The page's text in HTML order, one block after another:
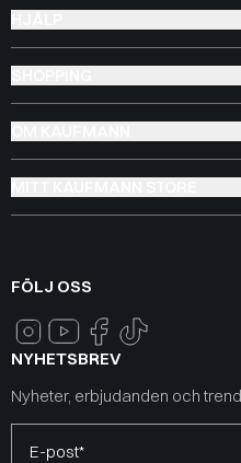
FÖLJ OSS
NYHETSBREV
Nyheter, erbjudanden och
E-post*